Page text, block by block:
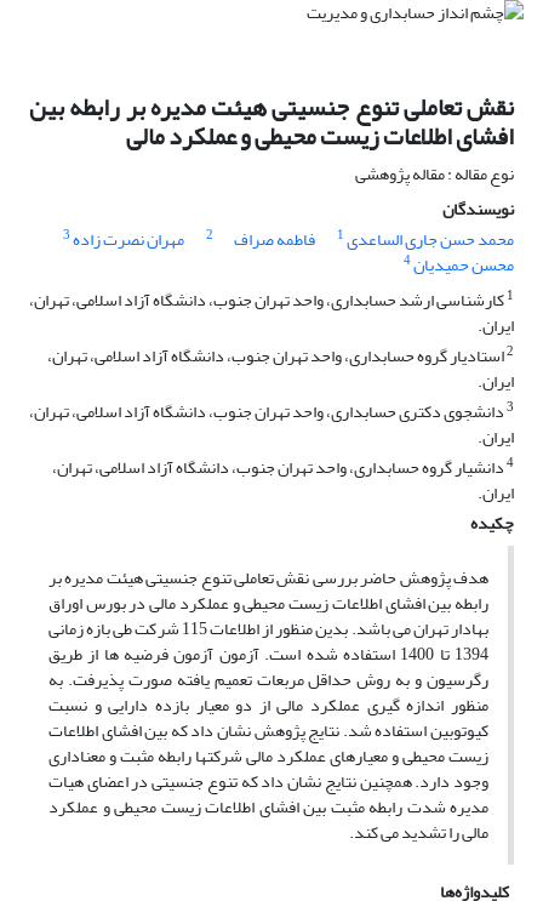
نقش تعاملی تنوع جنسیتی هیئت مدیره بر رابطه بین
افشای اطلاعات زیست محیطی و عملکرد مالی
نوع مقاله : مقاله پژوهشی
نویسندگان
محمد حسن جاری الساعدی1 فاطمه صراف 2 مهران نصرت زاده3
محسن حمیدیان4
1کارشناسی ارشد حسابداری، واحد تهران جنوب، دانشگاه آزاد اسلامی، تهران،
ایران.
2استادیار گروه حسابداری، واحد تهران جنوب، دانشگاه آزاد اسلامی، تهران،
ایران.
3دانشجوی دکتری حسابداری، واحد تهران جنوب، دانشگاه آزاد اسلامی، تهران،
ایران.
4دانشیار گروه حسابداری، واحد تهران جنوب، دانشگاه آزاد اسلامی، تهران،
ایران.
چکیده
هدف پژوهش حاضر بررسی نقش تعاملی تنوع جنسیتی هیئت مدیره بر
رابطه بین افشای اطلاعات زیست محیطی و عملکرد مالی در بورس اوراق
بهادار تهران می باشد. بدین منظور از اطلاعات 115 شرکت طی بازه زمانی
1394 تا 1400 استفاده شده است. آزمون آزمون فرضیه ها از طریق
رگرسیون و به روش حداقل مربعات تعمیم یافته صورت پذیرفت. به
منظور اندازه گیری عملکرد مالی از دو معیار بازده دارایی و نسبت
کیوتوبین استفاده شد. نتایج پژوهش نشان داد که بین افشای اطلاعات
زیست محیطی و معیارهای عملکرد مالی شرکتها رابطه مثبت و معناداری
وجود دارد. همچنین نتایج نشان داد که تنوع جنسیتی در اعضای هیات
مدیره شدت رابطه مثبت بین افشای اطلاعات زیست محیطی و عملکرد
مالی را تشدید می کند.
کلیدواژه‌ها